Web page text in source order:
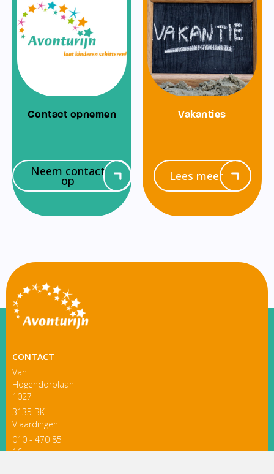
Contact opnemen
Neem contact
op
Vakanties
Lees meer
CONTACT
Van
Hogendorplaan
1027
3135 BK
Vlaardingen
010 - 470 85
16